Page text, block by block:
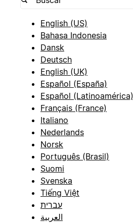
English (US)
Bahasa Indonesia
Dansk
Deutsch
English (UK)
Español (España)
Español (Latinoamérica)
Français (France)
Italiano
Nederlands
Norsk
Português (Brasil)
Suomi
Svenska
Tiếng Việt
עברית
العربية